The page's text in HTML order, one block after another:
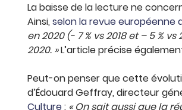
La baisse de la lecture ne
Ainsi, selon la revue européenne
en 2020 (- 7 % vs 2018 et – 5 %
2020. »L’article précise
Peut-on penser que cette
d’Édouard Geffray, directeur
Culture: « On sait aussi que la